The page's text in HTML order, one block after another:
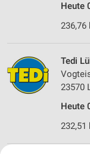
Heute
236,76
Tedi
23570
Heute
232,51